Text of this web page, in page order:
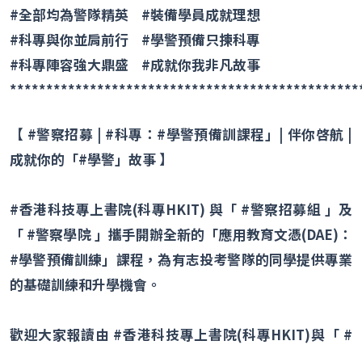
#全部均為警隊精英 #裝備學員成就理想
#科專與你並肩前行 #學警預備只揀科專
#科專陣容強大鼎盛 #成就你我非凡故事
【 #警察招募 | #科專： #學警預備訓課程」 | 伴你啓航 |
成就你的「#學警」故事 】
#香港科技專上書院(科專HKIT) 與「 #警察招募組 」及
「 #警察學院 」攜手開辦全新的「應用教育文憑(DAE) ：
#學警預備訓練」課程，為有志投考警隊的同學提供專業
的基礎訓練和升學機會。
歡迎大家報讀由 #香港科技專上書院(科專HKIT)與「 #